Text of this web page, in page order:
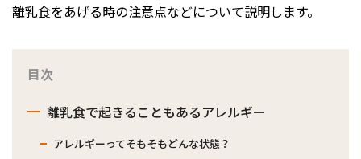
離乳食をあげる時の注意点などについて説明します。
目次
離乳食で起きることもあるアレルギー
アレルギーってそもそもどんな状態？